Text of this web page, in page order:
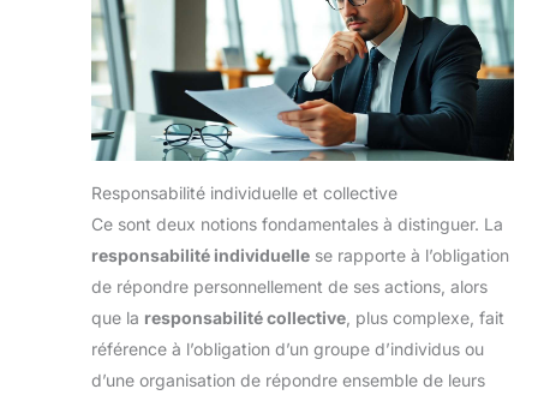
Responsabilité individuelle et collective
Ce sont deux notions fondamentales à distinguer. La
responsabilité individuelle se rapporte à l’obligation
de répondre personnellement de ses actions, alors
que la responsabilité collective , plus complexe, fait
référence à l’obligation d’un groupe d’individus ou
d’une organisation de répondre ensemble de leurs